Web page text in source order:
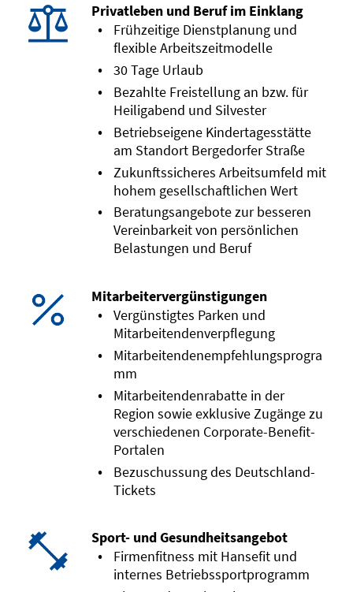
Privatleben und Beruf im Einklang
Frühzeitige Dienstplanung und
flexible Arbeitszeitmodelle
30 Tage Urlaub
Bezahlte Freistellung an bzw. für
Heiligabend und Silvester
Betriebseigene Kindertagesstätte
am Standort Bergedorfer Straße
Zukunftssicheres Arbeitsumfeld mit
hohem gesellschaftlichen Wert
Beratungsangebote zur besseren
Vereinbarkeit von persönlichen
Belastungen und Beruf
Mitarbeitervergünstigungen
Vergünstigtes Parken und
Mitarbeitendenverpflegung
Mitarbeitendenempfehlungsprogra
mm
Mitarbeitendenrabatte in der
Region sowie exklusive Zugänge zu
verschiedenen Corporate-Benefit-
Portalen
Bezuschussung des Deutschland-
Tickets
Sport- und Gesundheitsangebot
Firmenfitness mit Hansefit und
internes Betriebssportprogramm